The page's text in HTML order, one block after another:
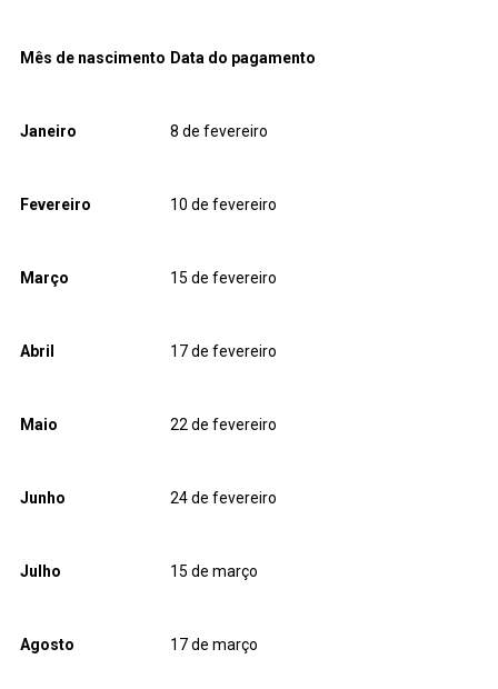
Mês de nascimento Data do pagamento
Janeiro 8 de fevereiro
Fevereiro 10 de fevereiro
Março 15 de fevereiro
Abril 17 de fevereiro
Maio 22 de fevereiro
Junho 24 de fevereiro
Julho 15 de março
Agosto 17 de março